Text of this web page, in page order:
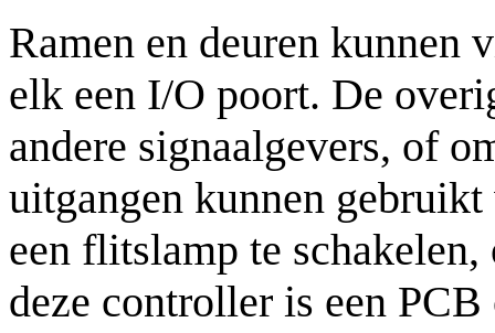
Ramen en deuren kunnen
elk een I/O poort. De
andere signaalgevers, of
uitgangen kunnen
een flitslamp te
deze controller is een